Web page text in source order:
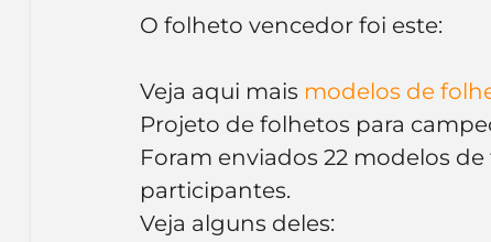
O folheto vencedor foi este:
Veja aqui mais modelos de
Projeto de folhetos para
Foram enviados 22 modelos
participantes.
Veja alguns deles: